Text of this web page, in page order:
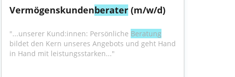
Vermögenskundenberater (m/w/d)
"...unserer Kund:innen: Persönliche Beratung
bildet den Kern unseres Angebots und geht Hand
in Hand mit leistungsstarken..."